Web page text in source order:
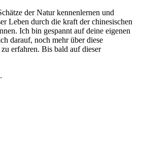
​der Natur kennenlernen und
Leben durch die kraft der chinesischen
Ich​ bin ⁣gespannt auf ‍deine eigenen
darauf, noch mehr​ über⁣ diese
erfahren.⁣ Bis bald auf dieser